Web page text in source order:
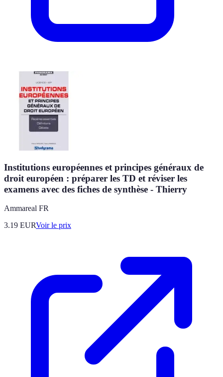
Institutions européennes et principes généraux de
droit européen : préparer les TD et réviser les
examens avec des fiches de synthèse - Thierry
Ammareal FR
3.19 EURVoir le prix